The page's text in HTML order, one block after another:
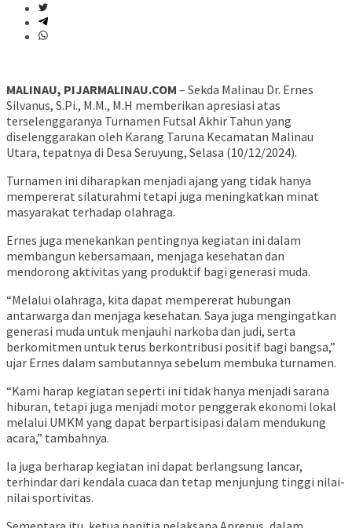
MALINAU, PIJARMALINAU.COM – Sekda Malinau Dr. Ernes
Silvanus, S.Pi., M.M., M.H memberikan apresiasi atas
terselenggaranya Turnamen Futsal Akhir Tahun yang
diselenggarakan oleh Karang Taruna Kecamatan Malinau
Utara, tepatnya di Desa Seruyung, Selasa (10/12/2024).
Turnamen ini diharapkan menjadi ajang yang tidak hanya
mempererat silaturahmi tetapi juga meningkatkan minat
masyarakat terhadap olahraga.
Ernes juga menekankan pentingnya kegiatan ini dalam
membangun kebersamaan, menjaga kesehatan dan
mendorong aktivitas yang produktif bagi generasi muda.
“Melalui olahraga, kita dapat mempererat hubungan
antarwarga dan menjaga kesehatan. Saya juga mengingatkan
generasi muda untuk menjauhi narkoba dan judi, serta
berkomitmen untuk terus berkontribusi positif bagi bangsa,”
ujar Ernes dalam sambutannya sebelum membuka turnamen.
“Kami harap kegiatan seperti ini tidak hanya menjadi sarana
hiburan, tetapi juga menjadi motor penggerak ekonomi lokal
melalui UMKM yang dapat berpartisipasi dalam mendukung
acara,” tambahnya.
Ia juga berharap kegiatan ini dapat berlangsung lancar,
terhindar dari kendala cuaca dan tetap menjunjung tinggi nilai-
nilai sportivitas.